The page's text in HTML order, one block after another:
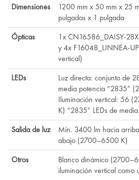
Dimensiones
1200 mm x 50 mm x 25
pulgadas x 1 pulgada
Ópticas
1x CN16586_DAISY-
y 4x F16048_LINNEA-
vertical)
LEDs
Luz directa: conjunto de
media potencia “2835”
Iluminación vertical: 56
K) “2835” LEDs de
Salida de luz
Mín. 3400 lm hacia
abajo (2700–6500 K)
Otros
Blanco dinámico
iluminación vertical como